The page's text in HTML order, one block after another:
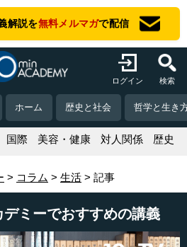
解説を無料メルマガで配信
ログイン 検索
ホーム 歴史と社会 哲学と生き
国際 美容・健康 対人関係 歴史
コラム 生活 記事
ミーでおすすめの講義